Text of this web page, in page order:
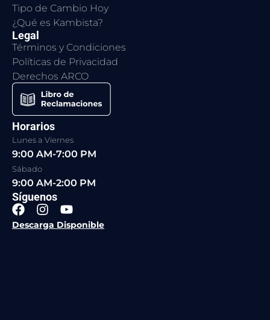
Tipo de Cambio Hoy
¿Qué es Kambista?
Legal
Términos y Condiciones
Políticas de Privacidad
Derechos ARCO
Horarios
Lunes a Viernes
9:00 AM-7:00 PM
Sábado
9:00 AM-2:00 PM
Síguenos
F
a
c
I
n
s
Y
o
u
Descarga Disponible